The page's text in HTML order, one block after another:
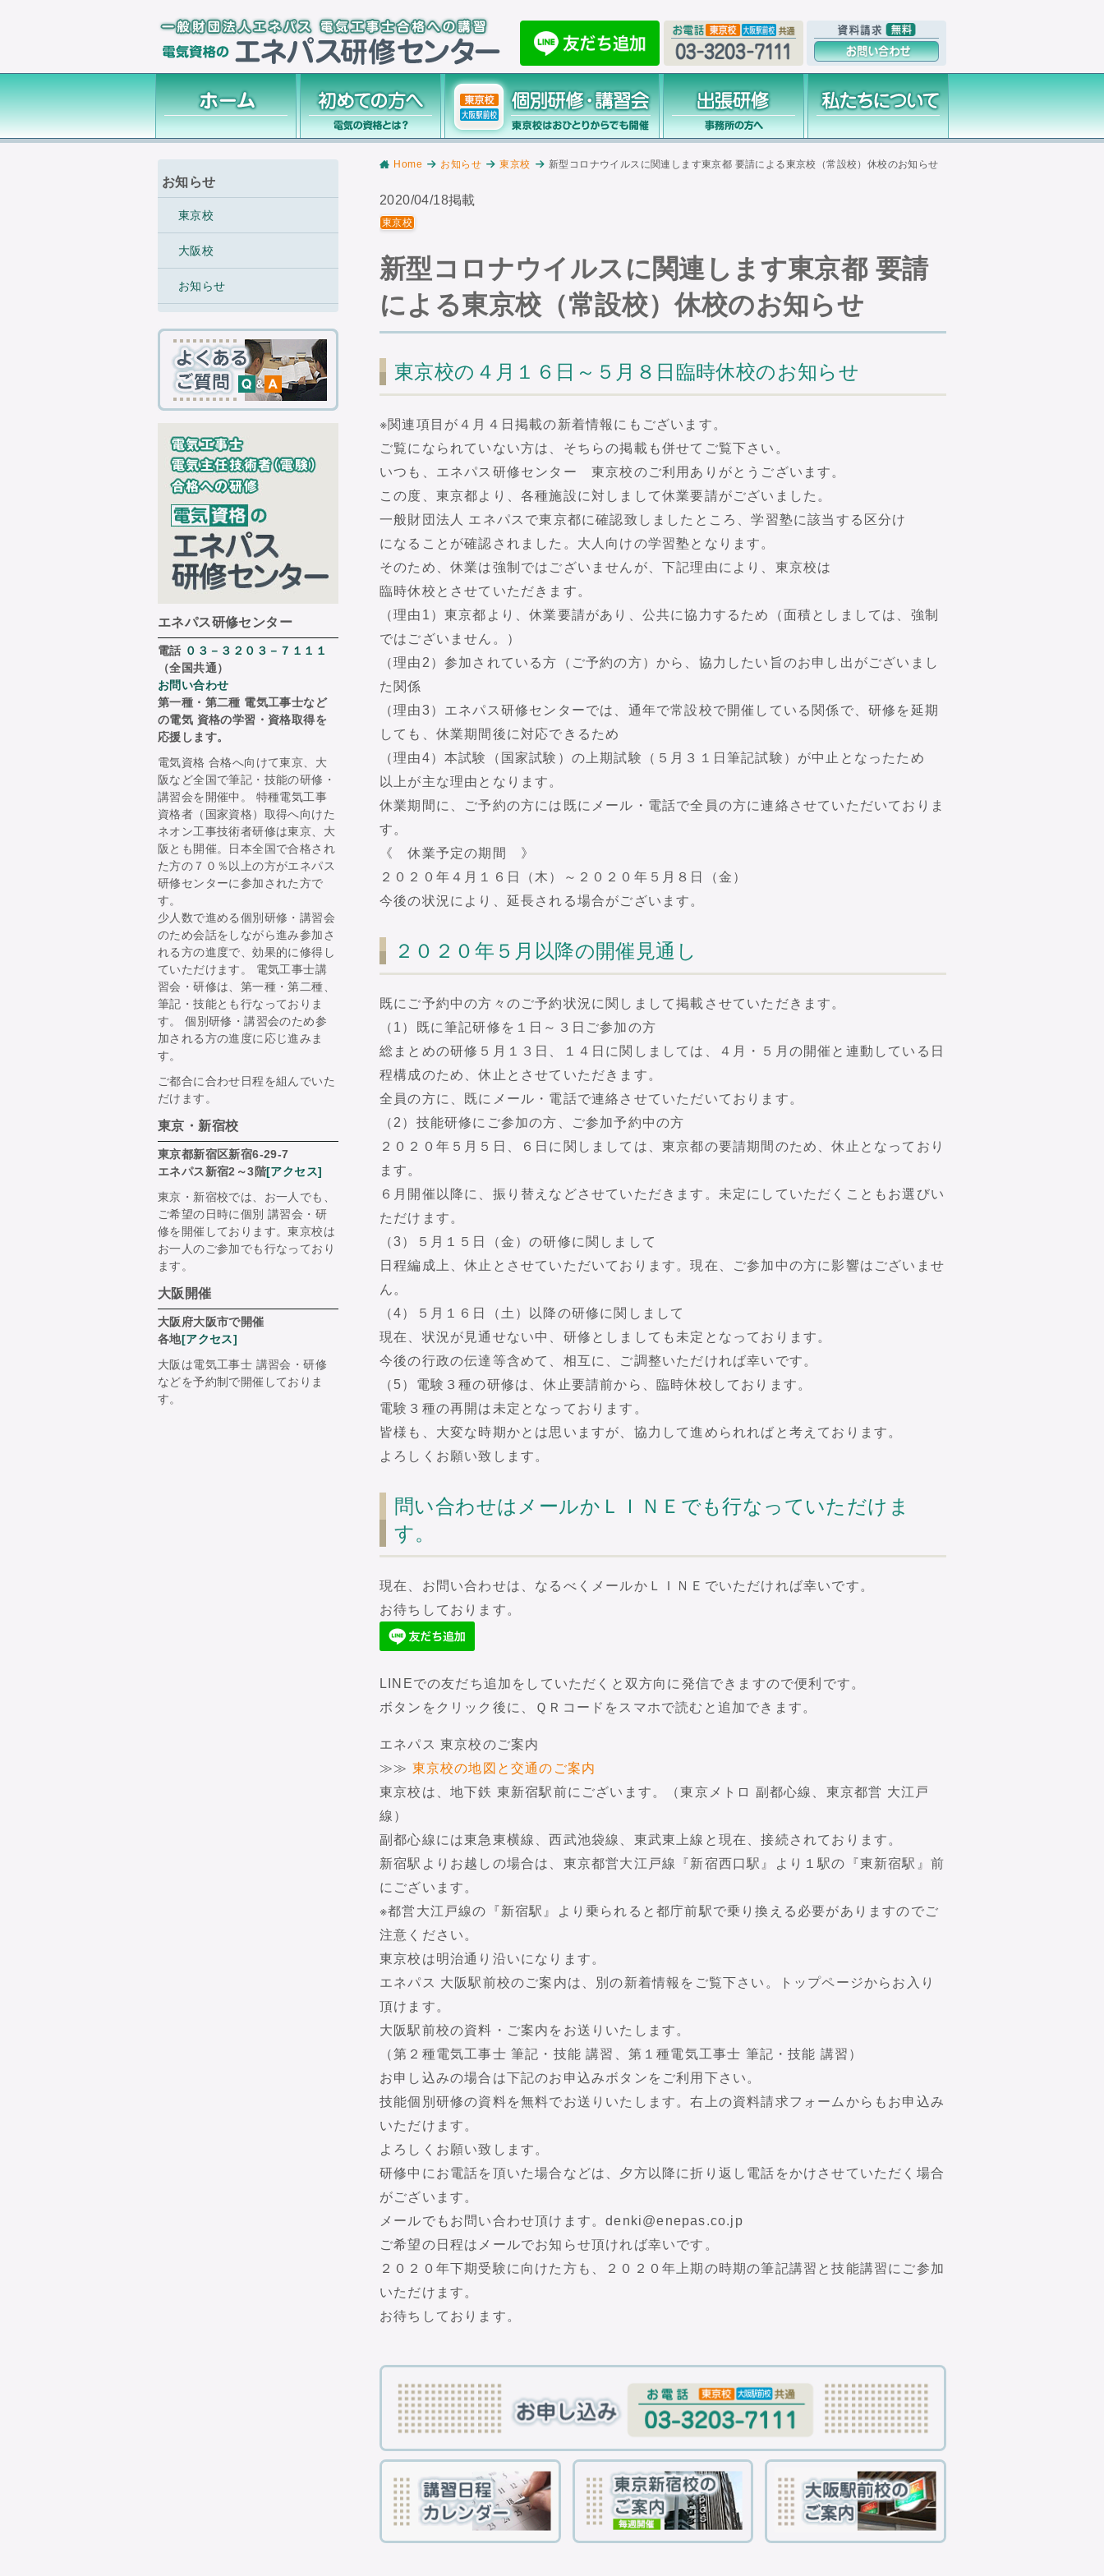
Home お知らせ 東京校 新型コロナウイルスに関連します東京都 要請による東京校（常設校）休校のお知らせ
2020/04/18掲載
東京校
新型コロナウイルスに関連します東京都 要請
による東京校（常設校）休校のお知らせ
東京校の４月１６日～５月８日臨時休校のお知らせ
※関連項目が４月４日掲載の新着情報にもございます。
ご覧になられていない方は、そちらの掲載も併せてご覧下さい。
いつも、エネパス研修センター 東京校のご利用ありがとうございます。
この度、東京都より、各種施設に対しまして休業要請がございました。
一般財団法人 エネパスで東京都に確認致しましたところ、学習塾に該当する区分け
になることが確認されました。大人向けの学習塾となります。
そのため、休業は強制ではございませんが、下記理由により、東京校は
臨時休校とさせていただきます。
（理由1）東京都より、休業要請があり、公共に協力するため（面積としましては、強制
ではございません。）
（理由2）参加されている方（ご予約の方）から、協力したい旨のお申し出がございまし
た関係
（理由3）エネパス研修センターでは、通年で常設校で開催している関係で、研修を延期
しても、休業期間後に対応できるため
（理由4）本試験（国家試験）の上期試験（５月３１日筆記試験）が中止となったため
以上が主な理由となります。
休業期間に、ご予約の方には既にメール・電話で全員の方に連絡させていただいておりま
す。
《 休業予定の期間 》
２０２０年４月１６日（木）～２０２０年５月８日（金）
今後の状況により、延長される場合がございます。
２０２０年５月以降の開催見通し
既にご予約中の方々のご予約状況に関しまして掲載させていただきます。
（1）既に筆記研修を１日～３日ご参加の方
総まとめの研修５月１３日、１４日に関しましては、４月・５月の開催と連動している日
程構成のため、休止とさせていただきます。
全員の方に、既にメール・電話で連絡させていただいております。
（2）技能研修にご参加の方、ご参加予約中の方
２０２０年５月５日、６日に関しましては、東京都の要請期間のため、休止となっており
ます。
６月開催以降に、振り替えなどさせていただきます。未定にしていただくこともお選びい
ただけます。
（3）５月１５日（金）の研修に関しまして
日程編成上、休止とさせていただいております。現在、ご参加中の方に影響はございませ
ん。
（4）５月１６日（土）以降の研修に関しまして
現在、状況が見通せない中、研修としましても未定となっております。
今後の行政の伝達等含めて、相互に、ご調整いただければ幸いです。
（5）電験３種の研修は、休止要請前から、臨時休校しております。
電験３種の再開は未定となっております。
皆様も、大変な時期かとは思いますが、協力して進められればと考えております。
よろしくお願い致します。
問い合わせはメールかＬＩＮＥでも行なっていただけま
す。
現在、お問い合わせは、なるべくメールかＬＩＮＥでいただければ幸いです。
お待ちしております。
LINEでの友だち追加をしていただくと双方向に発信できますので便利です。
ボタンをクリック後に、ＱＲコードをスマホで読むと追加できます。
エネパス 東京校のご案内
≫≫ 東京校の地図と交通のご案内
東京校は、地下鉄 東新宿駅前にございます。（東京メトロ 副都心線、東京都営 大江戸
線）
副都心線には東急東横線、西武池袋線、東武東上線と現在、接続されております。
新宿駅よりお越しの場合は、東京都営大江戸線『新宿西口駅』より１駅の『東新宿駅』前
にございます。
※都営大江戸線の『新宿駅』より乗られると都庁前駅で乗り換える必要がありますのでご
注意ください。
東京校は明治通り沿いになります。
エネパス 大阪駅前校のご案内は、別の新着情報をご覧下さい。トップページからお入り
頂けます。
大阪駅前校の資料・ご案内をお送りいたします。
（第２種電気工事士 筆記・技能 講習、第１種電気工事士 筆記・技能 講習）
お申し込みの場合は下記のお申込みボタンをご利用下さい。
技能個別研修の資料を無料でお送りいたします。右上の資料請求フォームからもお申込み
いただけます。
よろしくお願い致します。
研修中にお電話を頂いた場合などは、夕方以降に折り返し電話をかけさせていただく場合
がございます。
メールでもお問い合わせ頂けます。denki@enepas.co.jp
ご希望の日程はメールでお知らせ頂ければ幸いです。
２０２０年下期受験に向けた方も、２０２０年上期の時期の筆記講習と技能講習にご参加
いただけます。
お待ちしております。
お知らせ
東京校
大阪校
お知らせ
エネパス研修センター
電話 ０３－３２０３－７１１１
（全国共通）
お問い合わせ
第一種・第二種 電気工事士など
の電気 資格の学習・資格取得を
応援します。
電気資格 合格へ向けて東京、大
阪など全国で筆記・技能の研修・
講習会を開催中。 特種電気工事
資格者（国家資格）取得へ向けた
ネオン工事技術者研修は東京、大
阪とも開催。日本全国で合格され
た方の７０％以上の方がエネパス
研修センターに参加された方で
す。
少人数で進める個別研修・講習会
のため会話をしながら進み参加さ
れる方の進度で、効果的に修得し
ていただけます。 電気工事士講
習会・研修は、第一種・第二種、
筆記・技能とも行なっておりま
す。 個別研修・講習会のため参
加される方の進度に応じ進みま
す。
ご都合に合わせ日程を組んでいた
だけます。
東京・新宿校
東京都新宿区新宿6-29-7
エネパス新宿2～3階[アクセス]
東京・新宿校では、お一人でも、
ご希望の日時に個別 講習会・研
修を開催しております。東京校は
お一人のご参加でも行なっており
ます。
大阪開催
大阪府大阪市で開催
各地[アクセス]
大阪は電気工事士 講習会・研修
などを予約制で開催しておりま
す。